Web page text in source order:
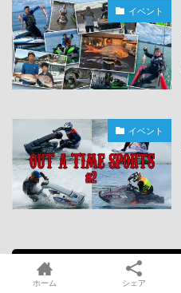
イベント
イベント
HOT WATER SPORTS
配布）│2026年7月-8月号
ホーム シェア